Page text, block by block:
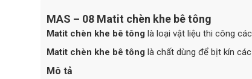
MAS – 08 Matit chèn khe bê tông
Matit chèn khe bê tông là loại vật liệu thi công
Matit chèn khe bê tông là chất dùng để bịt kín
Mô tả